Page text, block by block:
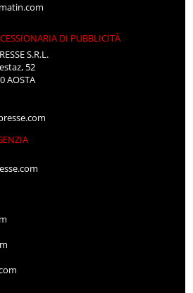
DI PUBBLICITÀ
S.R.L.
52
AOSTA